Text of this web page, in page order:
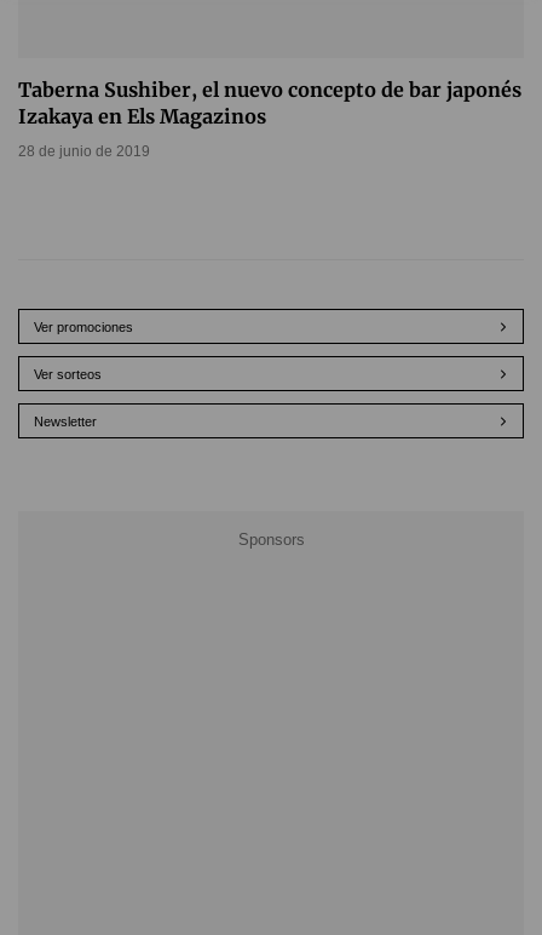
Taberna Sushiber, el nuevo concepto de bar japonés
Izakaya en Els Magazinos
28 de junio de 2019
Ver promociones
Ver sorteos
Newsletter